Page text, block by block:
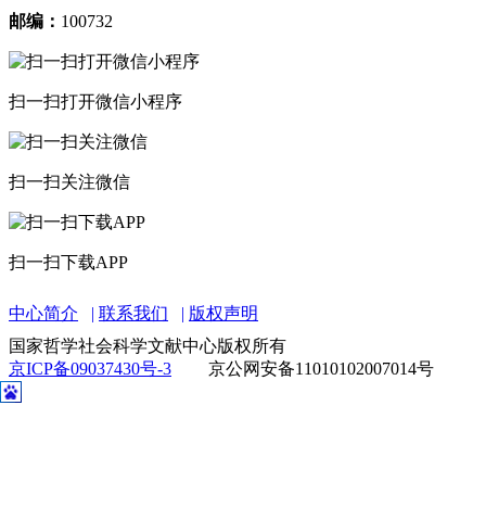
邮编： 100732
扫一扫打开微信小程序
扫一扫关注微信
扫一扫下载APP
中心简介 联系我们
版权声明
国家哲学社会科学文献中心版权所有
京ICP备09037430号-3
京公网安备11010102007014号